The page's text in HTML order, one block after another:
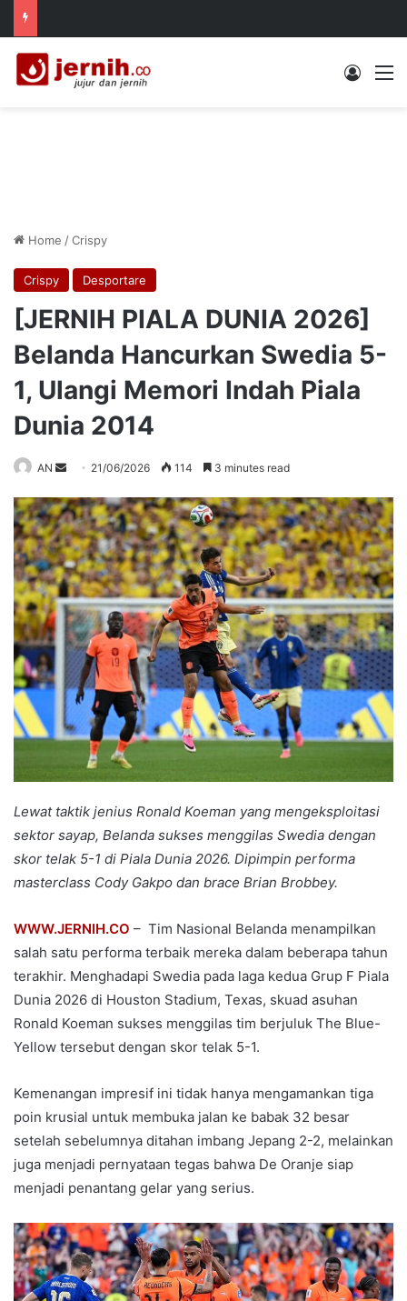
Log In
Home /Crispy
Crispy Desportare
[JERNIH PIALA DUNIA 2026]
Belanda Hancurkan Swedia 5-
1, Ulangi Memori Indah Piala
Dunia 2014
AN
Send
email
21/06/2026 114 3 minutes read
Lewat taktik jenius Ronald Koeman yang mengeksploitasi
sektor sayap, Belanda sukses menggilas Swedia dengan
skor telak 5-1 di Piala Dunia 2026. Dipimpin performa
masterclass Cody Gakpo dan brace Brian Brobbey.
WWW.JERNIH.CO – Tim Nasional Belanda menampilkan
salah satu performa terbaik mereka dalam beberapa tahun
terakhir. Menghadapi Swedia pada laga kedua Grup F Piala
Dunia 2026 di Houston Stadium, Texas, skuad asuhan
Ronald Koeman sukses menggilas tim berjuluk The Blue-
Yellow tersebut dengan skor telak 5-1.
Kemenangan impresif ini tidak hanya mengamankan tiga
poin krusial untuk membuka jalan ke babak 32 besar
setelah sebelumnya ditahan imbang Jepang 2-2, melainkan
juga menjadi pernyataan tegas bahwa De Oranje siap
menjadi penantang gelar yang serius.